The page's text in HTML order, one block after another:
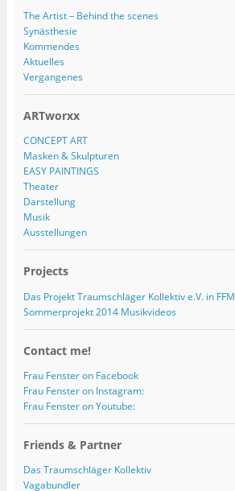
The Artist – Behind the scenes
Synästhesie
Kommendes
Aktuelles
Vergangenes
ARTworxx
CONCEPT ART
Masken & Skulpturen
EASY PAINTINGS
Theater
Darstellung
Musik
Ausstellungen
Projects
Das Projekt Traumschläger Kollektiv e.V. in FFM
Sommerprojekt 2014 Musikvideos
Contact me!
Frau Fenster on Facebook
Frau Fenster on Instagram:
Frau Fenster on Youtube:
Friends & Partner
Das Traumschläger Kollektiv
Vagabundler